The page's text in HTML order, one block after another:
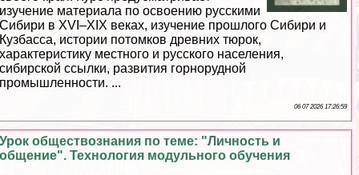
изучение материала по освоению русскими
Сибири в XVI–XIX веках, изучение прошлого Сибири и
Кузбасса, истории потомков древних тюрок,
хаpaктеристику местного и русского населения,
сибирской ссылки, развития горнорудной
промышленности. ...
06 07 2026 17:26:59
Урок обществознания по теме: "Личность и
общение". Технология модульного обучения